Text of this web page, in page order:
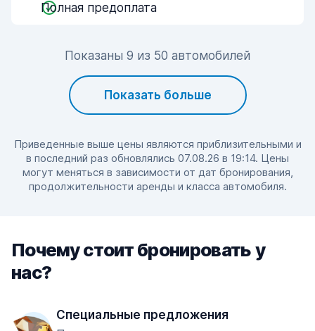
Полная предоплата
Показаны 9 из 50 автомобилей
Показать больше
Приведенные выше цены являются приблизительными и
в последний раз обновлялись 07.08.26 в 19:14. Цены
могут меняться в зависимости от дат бронирования,
продолжительности аренды и класса автомобиля.
Почему стоит бронировать у
нас?
Специальные предложения